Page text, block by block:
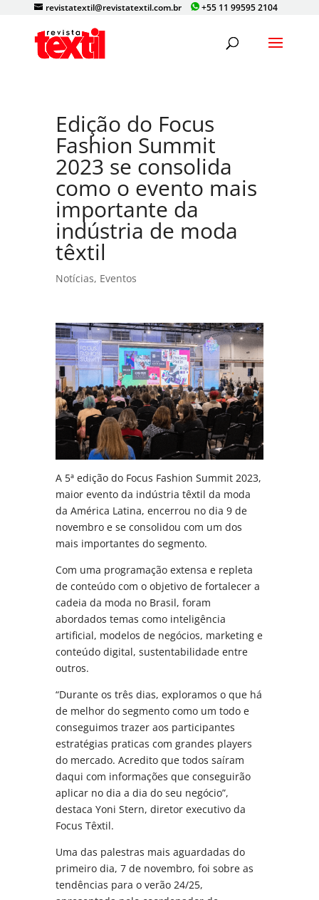
+55 11 99595 2104
revistatextil@revistatextil.com.br
Edição do Focus
Fashion Summit
2023 se consolida
como o evento mais
importante da
indústria de moda
têxtil
Notícias, Eventos
A 5ª edição do Focus Fashion Summit 2023,
maior evento da indústria têxtil da moda
da América Latina, encerrou no dia 9 de
novembro e se consolidou com um dos
mais importantes do segmento.
Com uma programação extensa e repleta
de conteúdo com o objetivo de fortalecer a
cadeia da moda no Brasil, foram
abordados temas como inteligência
artificial, modelos de negócios, marketing e
conteúdo digital, sustentabilidade entre
outros.
“Durante os três dias, exploramos o que há
de melhor do segmento como um todo e
conseguimos trazer aos participantes
estratégias praticas com grandes players
do mercado. Acredito que todos saíram
daqui com informações que conseguirão
aplicar no dia a dia do seu negócio”,
destaca Yoni Stern, diretor executivo da
Focus Têxtil.
Uma das palestras mais aguardadas do
primeiro dia, 7 de novembro, foi sobre as
tendências para o verão 24/25,